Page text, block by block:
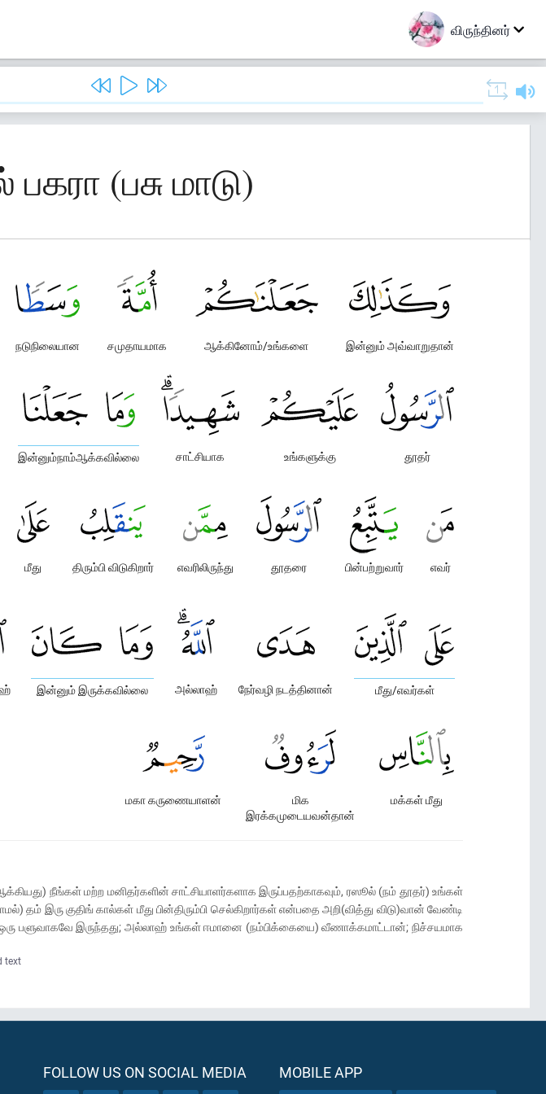
விருந்தினர்
(பசு மாடு)
இன்னும் அவ்வாறுதான்
ஆக்கினோம்/உங்களை
சமுதாயமாக
நடுநிலையான
தூதர்
உங்களுக்கு
சாட்சியாக
இன்னும்நாம்ஆக்கவில்லை
எவர்
பின்பற்றுவார்
தூதரை
எவரிலிருந்து
திரும்பி விடுகிறார்
மீது
மீது/எவர்கள்
நேர்வழி நடத்தினான்
அல்லாஹ்
இன்னும் இருக்கவில்லை
மக்கள் மீது
மிக
இரக்கமுடையவன்தான்
மகா கருணையாளன்
நீங்கள் மற்ற மனிதர்களின் சாட்சியாளர்களாக இருப்பதற்காகவும், ரஸூல் (நம் தூதர்) உங்கள்
தம் இரு குதிங் கால்கள் மீது பின்திரும்பி செல்கிறார்கள் என்பதை அறி(வித்து விடு)வான் வேண்டி
ஒரு பளுவாகவே இருந்தது; அல்லாஹ் உங்கள் ஈமானை (நம்பிக்கையை) வீணாக்கமாட்டான்; நிச்சயமாக
text
FOLLOW US ON SOCIAL MEDIA MOBILE APP